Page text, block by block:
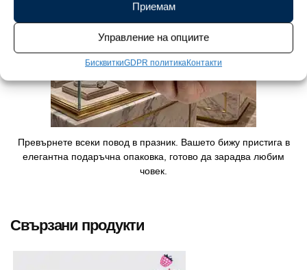
Приемам
Управление на опциите
БисквиткиGDPR политикаКонтакти
Превърнете всеки повод в празник. Вашето бижу пристига в
елегантна подаръчна опаковка, готово да зарадва любим
човек.
Свързани продукти